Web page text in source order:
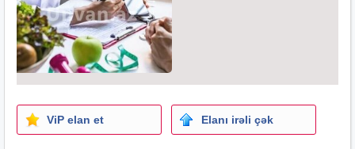
ViP elan et Elanı irəli çək